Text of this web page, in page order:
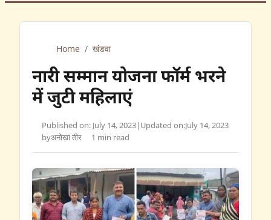
Home / खंडवा
नारी सम्मान योजना फॉर्म भरने
में जुटी महिलाएं
Published on: July 14, 2023| Updated on:July 14, 2023
byअनोखा तीर 1 min read